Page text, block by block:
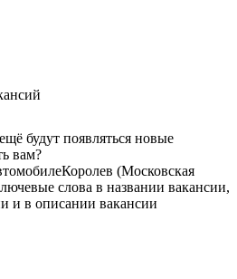
будут появляться новые
вам?
Королев (Московская
слова в названии вакансии,
и в описании вакансии